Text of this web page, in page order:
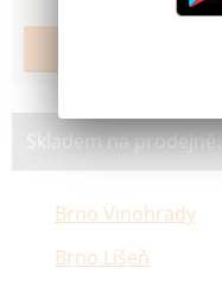
Skladem na prodejně:
Brno Vinohrady
Brno Líšeň